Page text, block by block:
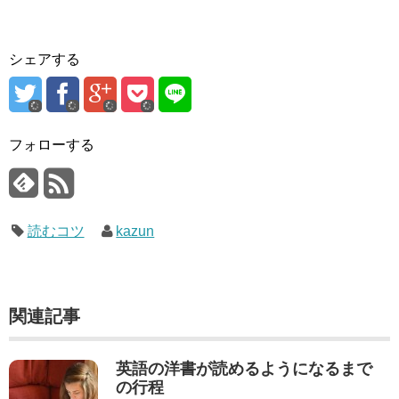
シェアする
フォローする
読むコツ kazun
関連記事
英語の洋書が読めるようになるまで
の行程